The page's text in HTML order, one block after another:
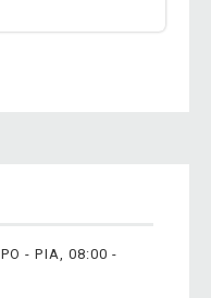
PO - PIA, 08:00 -